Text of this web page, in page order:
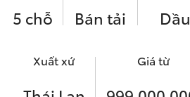
5 chỗ Bán tải Dầu
Xuất xứ Giá từ